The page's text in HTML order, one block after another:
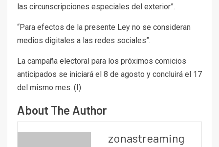
las circunscripciones especiales del exterior”.
“Para efectos de la presente Ley no se consideran
medios digitales a las redes sociales”.
La campaña electoral para los próximos comicios
anticipados se iniciará el 8 de agosto y concluirá el 17
del mismo mes. (I)
About The Author
zonastreaming